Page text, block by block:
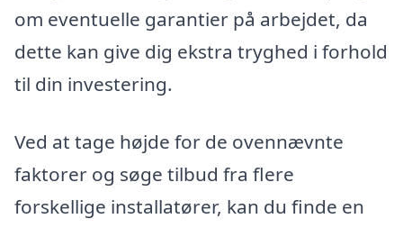
om eventuelle garantier på arbejdet, da
dette kan give dig ekstra tryghed i forhold
til din investering.
Ved at tage højde for de ovennævnte
faktorer og søge tilbud fra flere
forskellige installatører, kan du finde en